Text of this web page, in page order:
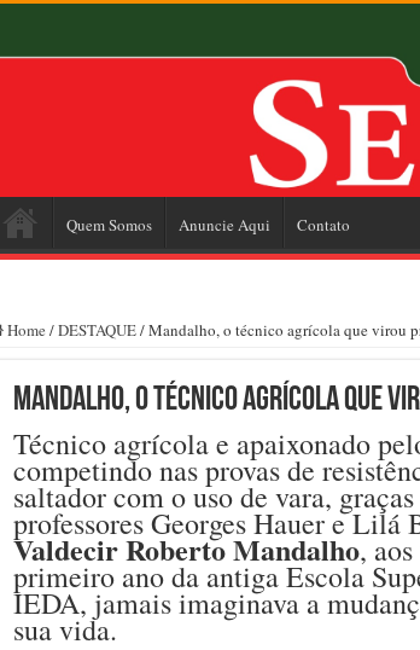
Quem Somos Anuncie Aqui Contato
Home /DESTAQUE/Mandalho, o técnico agrícola que virou
Mandalho, o técnico agrícola que
Técnico agrícola e apaixonado
competindo nas provas de
saltador com o uso de vara,
professores Georges Hauer e Lilá
Valdecir Roberto Mandalho,
primeiro ano da antiga Escola
IEDA, jamais imaginava a
sua vida.